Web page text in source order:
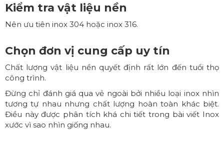
Kiểm tra vật liệu nền
Nên ưu tiên inox 304 hoặc inox 316.
Chọn đơn vị cung cấp uy tín
Chất lượng vật liệu nền quyết định rất lớn đến tuổi thọ
công trình.
Đừng chỉ đánh giá qua vẻ ngoài bởi nhiều loại inox nhìn
tương tự nhau nhưng chất lượng hoàn toàn khác biệt.
Điều này được phân tích khá chi tiết trong bài viết Inox
xước vì sao nhìn giống nhau.